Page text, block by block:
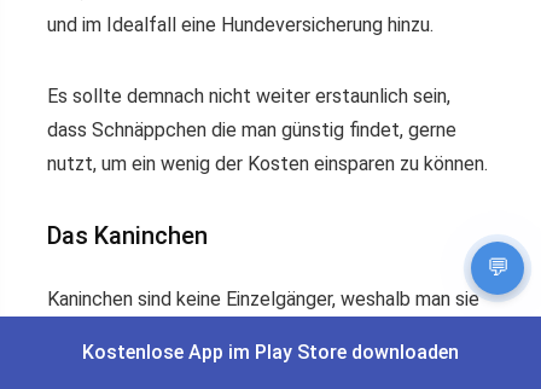
und im Idealfall eine Hundeversicherung hinzu.
Es sollte demnach nicht weiter erstaunlich sein,
dass Schnäppchen die man günstig findet, gerne
nutzt, um ein wenig der Kosten einsparen zu können.
Das Kaninchen
Kaninchen sind keine Einzelgänger, weshalb man sie
Für das Kaninchen sind Futter und ein
💬
Kostenlose App im Play Store downloaden